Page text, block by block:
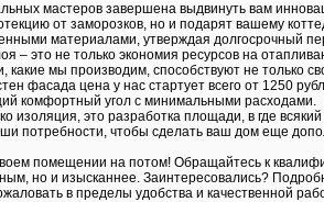
мастеров завершена выдвинуть вам
от заморозков, но и подарят вашему
материалами, утверждая долгосрочный
– это не только экономия ресурсов на
какие мы производим, способствуют не только
фасада цена у нас стартует всего от 1250
комфортный угол с минимальными расходами.
изоляция, это разработка площади, в где
потребности, чтобы сделать ваш дом еще
помещении на потом! Обращайтесь к
но и изысканнее. Заинтересовались?
в пределы удобства и качественной